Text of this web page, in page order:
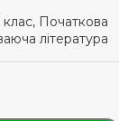
Початкова
література